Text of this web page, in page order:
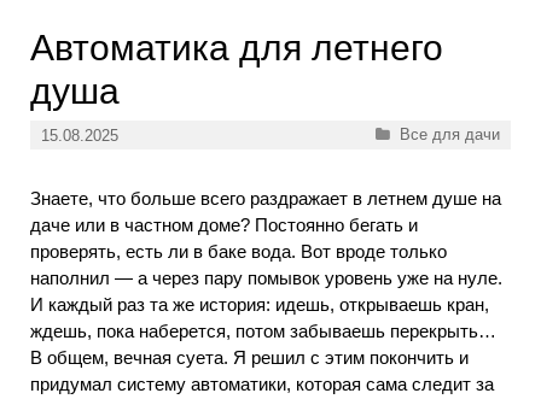
Автоматика для летнего
душа
15.08.2025 Рубрики
Все для дачи
Знаете, что больше всего раздражает в летнем душе на
даче или в частном доме? Постоянно бегать и
проверять, есть ли в баке вода. Вот вроде только
наполнил — а через пару помывок уровень уже на нуле.
И каждый раз та же история: идешь, открываешь кран,
ждешь, пока наберется, потом забываешь перекрыть…
В общем, вечная суета. Я решил с этим покончить и
придумал систему автоматики, которая сама следит за